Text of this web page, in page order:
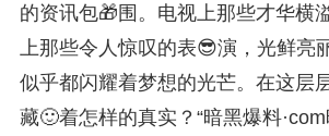
的资讯包🎁围。电视上那些才华横
上那些令人惊叹的表😎演，光鲜亮
似乎都闪耀着梦想的光芒。在这层
藏🙂着怎样的真实？“暗黑爆料